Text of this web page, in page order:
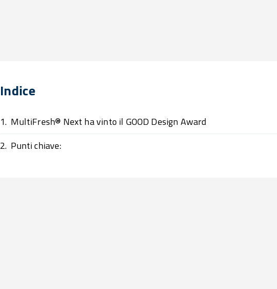
Indice
1. MultiFresh® Next ha vinto il GOOD Design Award
2. Punti chiave: